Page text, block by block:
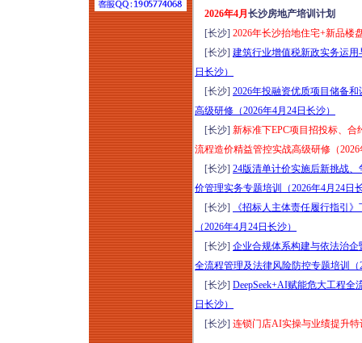
与市场拓展能力高阶
培训（2026年8月7-8
日北京）
嵌入式社区+居家养
老落地实操研学
（2026年8月7日-9日
济南）
新版清单计价标准落
地实操、造价争议化
解与全过程造价合规
管理专题培训（2026
年8月7日西安）
存量时代地产新媒体
全域营销体系（短视
频+小红书+短剧+直
播）高效获客全链路
落地转化实战培训
（2026年8月8-9日郑
2026年4月 长沙房地产培训计划
[长沙] 2026年长沙抬地住宅+新品楼
[长沙] 建筑行业增值税新政实务运用
日长沙）
[长沙] 2026年投融资优质项目储备
高级研修（2026年4月24日长沙）
[长沙] 新标准下EPC项目招投标、
流程造价精益管控实战高级研修（
[长沙] 24版清单计价实施后新挑战
价管理实务专题培训（2026年4月24日
[长沙]
《招标人主体责任履行指引
（2026年4月24日长沙）
[长沙] 企业合规体系构建与依法治
全流程管理及法律风险防控专题培训（
[长沙] DeepSeek+AI赋能危大工程
日长沙）
[长沙] 连锁门店AI实操与业绩提升特